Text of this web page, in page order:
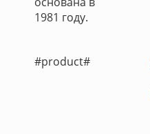
1981 году.
#product#